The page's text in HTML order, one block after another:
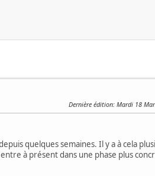
Dernière édition: Mardi 18
quelques semaines. Il y a à cela
à présent dans une phase plus